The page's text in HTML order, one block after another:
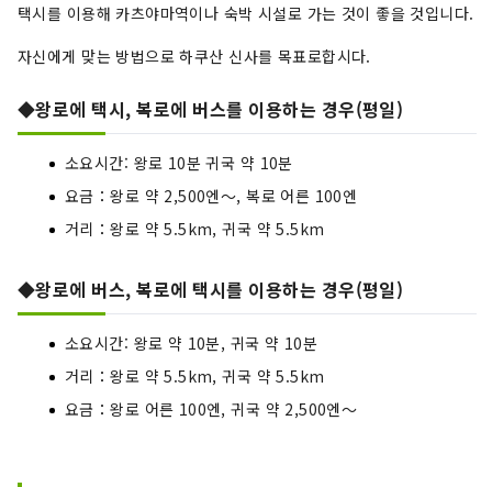
택시를 이용해 카츠야마역이나 숙박 시설로 가는 것이 좋을 것입니다.
자신에게 맞는 방법으로 하쿠산 신사를 목표로합시다.
◆왕로에 택시, 복로에 버스를 이용하는 경우(평일)
소요시간: 왕로 10분 귀국 약 10분
요금：왕로 약 2,500엔～, 복로 어른 100엔
거리：왕로 약 5.5km, 귀국 약 5.5km
◆왕로에 버스, 복로에 택시를 이용하는 경우(평일)
소요시간: 왕로 약 10분, 귀국 약 10분
거리：왕로 약 5.5km, 귀국 약 5.5km
요금：왕로 어른 100엔, 귀국 약 2,500엔～